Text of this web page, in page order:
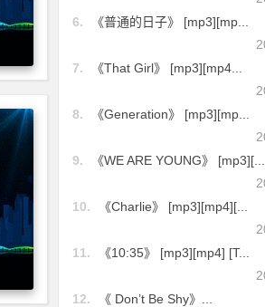
6.
《普通的日子》 [mp3][mp...
7.
《That Girl》 [mp3][mp4...
8.
《Generation》 [mp3][mp...
9.
《WE ARE YOUNG》 [mp3][...
10.
《Charlie》 [mp3][mp4][...
11.
《10:35》 [mp3][mp4] [T...
12.
《 Don’t Be Shy》...